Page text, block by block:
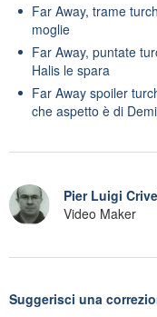
Far Away, trame
moglie
Far Away, puntate
Halis le spara
Far Away spoiler
che aspetto è di
Pier Luigi
Video Maker
Suggerisci una